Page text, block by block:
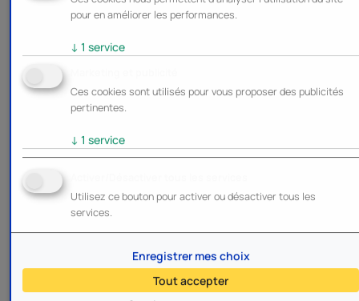
pour en améliorer les performances.
↓ 1 service
Ces cookies sont utilisés pour vous proposer des publicités
pertinentes.
↓ 1 service
Utilisez ce bouton pour activer ou désactiver tous les
services.
Enregistrer mes choix
Tout accepter